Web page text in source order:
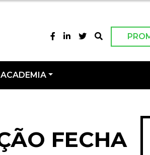
ACADEMIA
FECHA